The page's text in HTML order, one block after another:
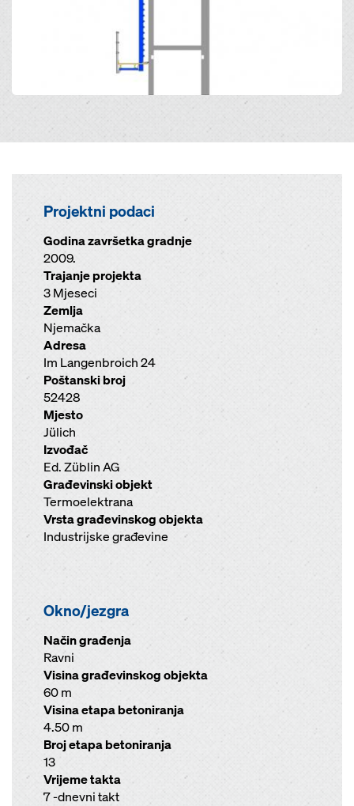
Projektni podaci
Godina završetka gradnje
2009.
Trajanje projekta
3 Mjeseci
Zemlja
Njemačka
Adresa
Im Langenbroich 24
Poštanski broj
52428
Mjesto
Jülich
Izvođač
Ed. Züblin AG
Građevinski objekt
Termoelektrana
Vrsta građevinskog objekta
Industrijske građevine
Okno/jezgra
Način građenja
Ravni
Visina građevinskog objekta
60 m
Visina etapa betoniranja
4.50 m
Broj etapa betoniranja
13
Vrijeme takta
7 -dnevni takt